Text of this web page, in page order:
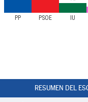
PP PSOE IU
RESUMEN DEL